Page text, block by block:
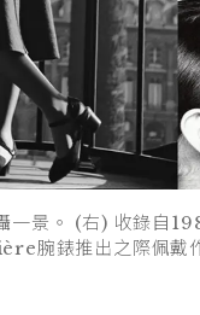
一景。 (右) 收錄
腕錶推出之際佩戴